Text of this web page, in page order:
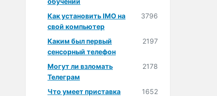
Как установить IMO на
свой компьютер
3796
Каким был первый
сенсорный телефон
2197
Могут ли взломать
Телеграм
2178
Что умеет приставка
1652